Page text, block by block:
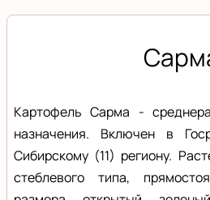
Картофель Сарма -
назначения. Включен в
Сибирскому (11) региону.
стеблевого типа,